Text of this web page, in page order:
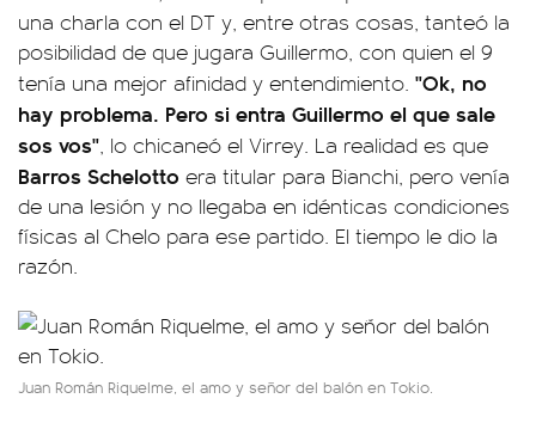
una charla con el DT y, entre otras cosas, tanteó la
posibilidad de que jugara Guillermo, con quien el 9
tenía una mejor afinidad y entendimiento. "Ok, no
hay problema. Pero si entra Guillermo el que sale
sos vos", lo chicaneó el Virrey. La realidad es que
Barros Schelotto era titular para Bianchi, pero venía
de una lesión y no llegaba en idénticas condiciones
físicas al Chelo para ese partido. El tiempo le dio la
razón.
Juan Román Riquelme, el amo y señor del balón en Tokio.